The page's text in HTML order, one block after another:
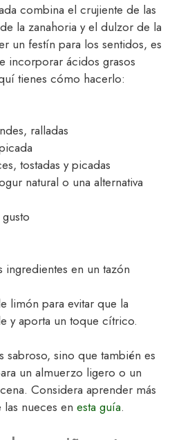
combina el crujiente de las
la zanahoria y el dulzor de la
un festín para los sentidos, es
incorporar ácidos grasos
tienes cómo hacerlo:
ralladas
tostadas y picadas
natural o una alternativa
ingredientes en un tazón
limón para evitar que la
y aporta un toque cítrico.
sabroso, sino que también es
un almuerzo ligero o un
Considera aprender más
nueces en esta guía.